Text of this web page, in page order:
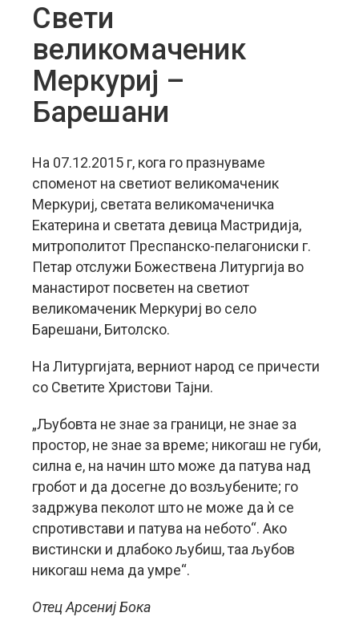
Свети
великомаченик
Меркуриј –
Барешани
На 07.12.2015 г, кога го празнуваме
споменот на светиот великомаченик
Меркуриј, светата великомаченичка
Екатерина и светата девица Мастридија,
митрополитот Преспанско-пелагониски г.
Петар отслужи Божествена Литургија во
манастирот посветен на светиот
великомаченик Меркуриј во село
Барешани, Битолско.
На Литургијата, верниот народ се причести
со Светите Христови Тајни.
„Љубовта не знае за граници, не знае за
простор, не знае за време; никогаш не губи,
силна е, на начин што може да патува над
гробот и да досегне до возљубените; го
задржува пеколот што не може да ѝ се
спротивстави и патува на небото“. Ако
вистински и длабоко љубиш, таа љубов
никогаш нема да умре“.
Отец Арсениј Бока